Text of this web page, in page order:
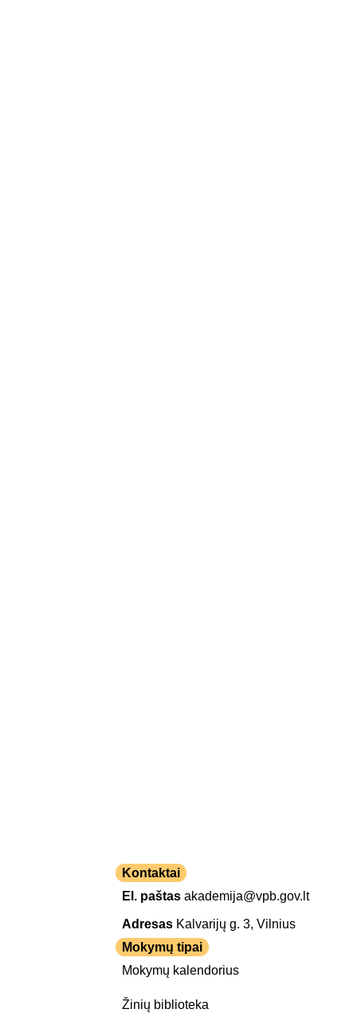
Kontaktai
El. paštasakademija@vpb.gov.lt
Adresas Kalvarijų g. 3, Vilnius
Mokymų tipai
Mokymų kalendorius
Žinių biblioteka